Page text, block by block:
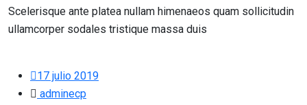
Scelerisque ante platea nullam himenaeos quam sollicitudin
ullamcorper sodales tristique massa duis
17 julio 2019
adminecp